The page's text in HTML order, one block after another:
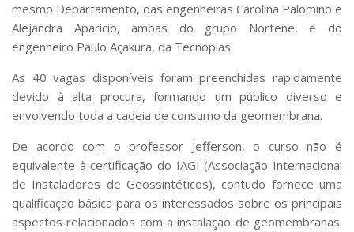
Jornal da USP
Agenda de Eventos
Defesa de Teses
mesmo Departamento, das engenheiras Carolina Palomino e
Alejandra Aparicio, ambas do grupo Nortene, e do
engenheiro Paulo Açakura, da Tecnoplas.
As 40 vagas disponíveis foram preenchidas rapidamente
devido à alta procura, formando um público diverso e
envolvendo toda a cadeia de consumo da geomembrana.
De acordo com o professor Jefferson, o curso não é
equivalente à certificação do IAGI (Associação Internacional
de Instaladores de Geossintéticos), contudo fornece uma
qualificação básica para os interessados sobre os principais
aspectos relacionados com a instalação de geomembranas.